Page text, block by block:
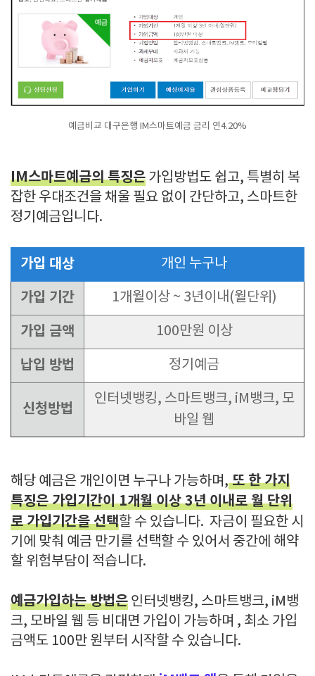
예금비교 대구은행 IM스마트예금 금리 연4.20%
IM스마트예금의 특징은 가입방법도 쉽고, 특별히 복
잡한 우대조건을 채울 필요 없이 간단하고, 스마트한
정기예금입니다.
가입 대상 개인 누구나
가입 기간 1개월이상 ~ 3년이내(월단위)
가입 금액 100만원 이상
납입 방법 정기예금
신청방법
인터넷뱅킹, 스마트뱅크, iM뱅크, 모
바일 웹
해당 예금은 개인이면 누구나 가능하며,또 한 가지
특징은 가입기간이 1개월 이상 3년 이내로 월 단위
로 가입기간을 선택할 수 있습니다. 자금이 필요한 시
기에 맞춰 예금 만기를 선택할 수 있어서 중간에 해약
할 위험부담이 적습니다.
예금가입하는 방법은 인터넷뱅킹, 스마트뱅크, iM뱅
크, 모바일 웹 등 비대면 가입이 가능하며 , 최소 가입
금액도 100만 원부터 시작할 수 있습니다.